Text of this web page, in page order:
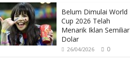
Belum Dimulai World
Cup 2026 Telah
Menarik Iklan Semiliar
Dolar
26/04/2026 0